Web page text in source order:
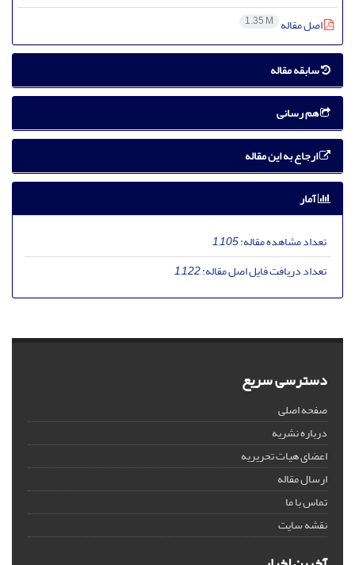
اصل مقاله 1.35 M
سابقه مقاله
هم رسانی
ارجاع به این مقاله
آمار
تعداد مشاهده مقاله:1,105
تعداد دریافت فایل اصل مقاله:1,122
دسترسی سریع
صفحه اصلی
درباره نشریه
اعضای هیات تحریریه
ارسال مقاله
تماس با ما
نقشه سایت